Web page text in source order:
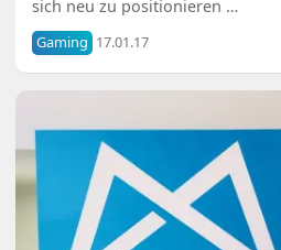
sich neu zu positionieren …
Gaming 17.01.17